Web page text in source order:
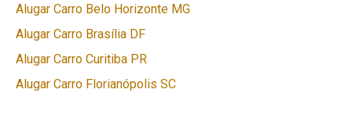
Alugar Carro Belo Horizonte MG
Alugar Carro Brasília DF
Alugar Carro Curitiba PR
Alugar Carro Florianópolis SC